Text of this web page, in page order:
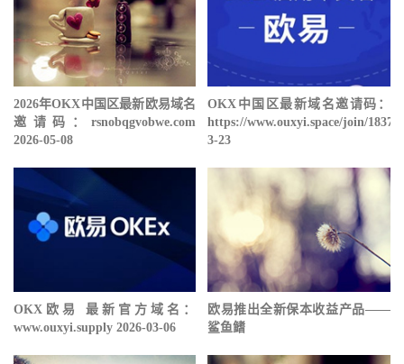
2026年OKX中国区最新欧易域名
邀请码：rsnobqgvobwe.com
2026-05-08
OKX中国区最新域名邀请码：
https://www.ouxyi.space/join/
3-23
OKX欧易 最新官方域名：
www.ouxyi.supply 2026-03-06
欧易推出全新保本收益产品——
鲨鱼鳍